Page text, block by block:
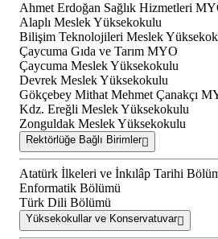
Ahmet Erdoğan Sağlık Hizmetleri
Alaplı Meslek Yüksekokulu
Bilişim Teknolojileri Meslek
Çaycuma Gıda ve Tarım MYO
Çaycuma Meslek Yüksekokulu
Devrek Meslek Yüksekokulu
Gökçebey Mithat Mehmet Çanakçı
Kdz. Ereğli Meslek Yüksekokulu
Zonguldak Meslek Yüksekokulu
Rektörlüğe Bağlı Birimler
Atatürk İlkeleri ve İnkılâp Tarihi
Enformatik Bölümü
Türk Dili Bölümü
Yüksekokullar ve Konservatuvar